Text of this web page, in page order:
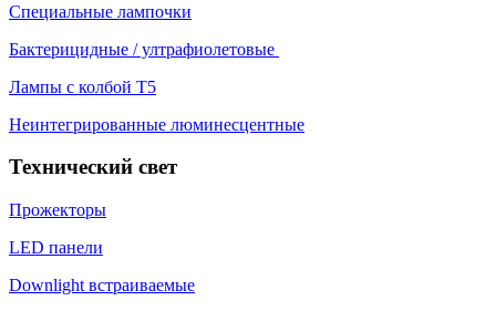
Специальные лампочки
Бактерицидные / ултрафиолетовые
Лампы с колбой Т5
Неинтегрированные люминесцентные
Технический свет
Прожекторы
LED панели
Downlight встраиваемые